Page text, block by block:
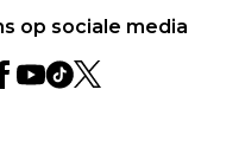
op sociale media